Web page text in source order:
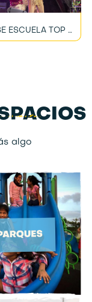
SHOWCASE ESCUELA TOP DANCE
algo